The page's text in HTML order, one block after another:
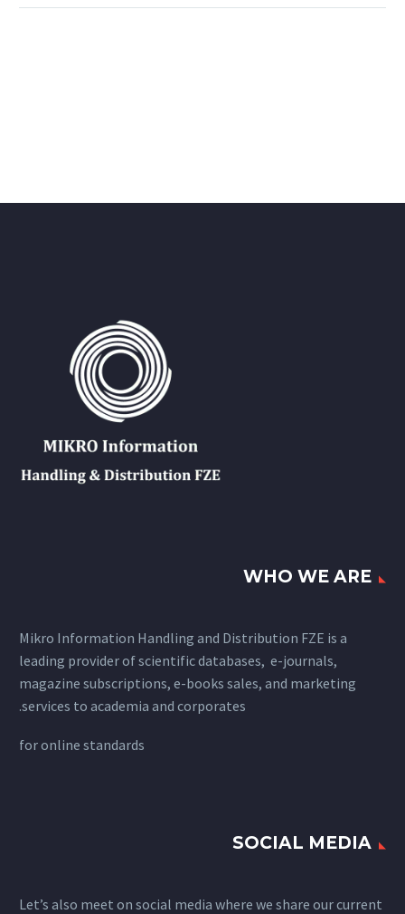
WHO WE ARE
Mikro Information Handling and Distribution FZE is a
leading provider of scientific databases, e-journals,
magazine subscriptions, e-books sales, and marketing
services to academia and corporates.
foronline standards
SOCIAL MEDIA
Let’s also meet on social media where we share our current